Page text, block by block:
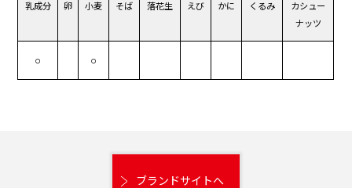
乳成分 卵 小麦 そば 落花生 えび かに くるみ
カシュー
ナッツ
○ ○
ブランドサイトへ